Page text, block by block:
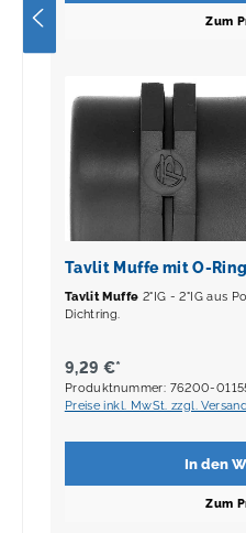
Zum
Tavlit Muffe mit O-
Tavlit Muffe 2"IG - 2"IG aus
Dichtring.
9,29 €*
Produktnummer: 76200-
Preise inkl. MwSt. zzgl.
In den
Zum